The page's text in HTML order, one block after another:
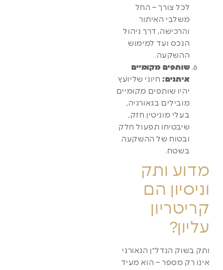
לכל צורך – החל
משלבי האיתור
והרכישה, דרך ניהול
הנכס ועד למימוש
ההשקעה.
שותפים מקומיים
איתנים: חיוני שליועץ
יהיו שותפים מקומיים
מובילים בגאורגיה,
בעלי מוניטין חזק,
שיבטיחו תפעול חלק
ובטוח של ההשקעה
בשטח.
מדוע ותק
וניסיון הם
קריטריון
עליון?
ותק בשוק הנדל"ן הגאורגי
אינו רק מספר – הוא מעיד